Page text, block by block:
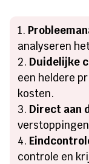
analyseren
Duidelijke
een heldere
kosten.
Direct aan
controle en